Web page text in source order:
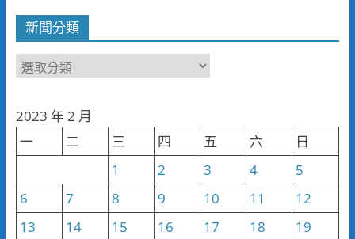
新聞分類
新
類
2023 年 2 月
一
二 三 四 五 六
日
1
2 3 4
5
6
7 8 9 10 11
12
13
14 15 16 17 18 19